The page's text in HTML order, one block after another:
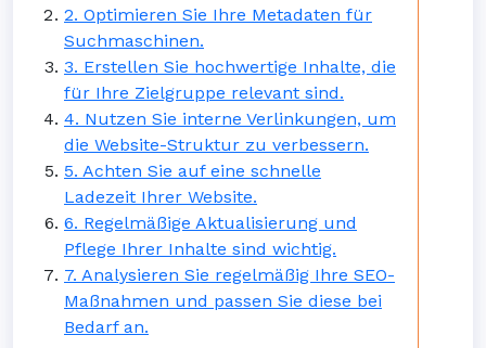
2. Optimieren Sie Ihre Metadaten für
Suchmaschinen.
3. Erstellen Sie hochwertige Inhalte, die
für Ihre Zielgruppe relevant sind.
4. Nutzen Sie interne Verlinkungen, um
die Website-Struktur zu verbessern.
5. Achten Sie auf eine schnelle
Ladezeit Ihrer Website.
6. Regelmäßige Aktualisierung und
Pflege Ihrer Inhalte sind wichtig.
7. Analysieren Sie regelmäßig Ihre SEO-
Maßnahmen und passen Sie diese bei
Bedarf an.